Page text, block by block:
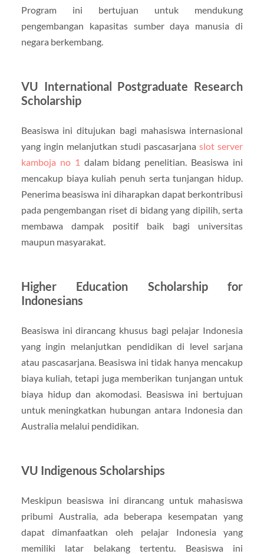
Program ini bertujuan untuk mendukung
pengembangan kapasitas sumber daya manusia di
negara berkembang.
VU International Postgraduate Research
Scholarship
Beasiswa ini ditujukan bagi mahasiswa internasional
yang ingin melanjutkan studi pascasarjanaslot server
kamboja no 1 dalam bidang penelitian. Beasiswa ini
mencakup biaya kuliah penuh serta tunjangan hidup.
Penerima beasiswa ini diharapkan dapat berkontribusi
pada pengembangan riset di bidang yang dipilih, serta
membawa dampak positif baik bagi universitas
maupun masyarakat.
Higher Education Scholarship for
Indonesians
Beasiswa ini dirancang khusus bagi pelajar Indonesia
yang ingin melanjutkan pendidikan di level sarjana
atau pascasarjana. Beasiswa ini tidak hanya mencakup
biaya kuliah, tetapi juga memberikan tunjangan untuk
biaya hidup dan akomodasi. Beasiswa ini bertujuan
untuk meningkatkan hubungan antara Indonesia dan
Australia melalui pendidikan.
VU Indigenous Scholarships
Meskipun beasiswa ini dirancang untuk mahasiswa
pribumi Australia, ada beberapa kesempatan yang
dapat dimanfaatkan oleh pelajar Indonesia yang
memiliki latar belakang tertentu. Beasiswa ini